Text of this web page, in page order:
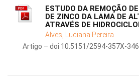
ESTUDO DA REMOÇÃO
DE ZINCO DA LAMA DE
ATRAVÉS DE
Alves, Luciana Pereira
Artigo – doi 10.5151/2594-357X-